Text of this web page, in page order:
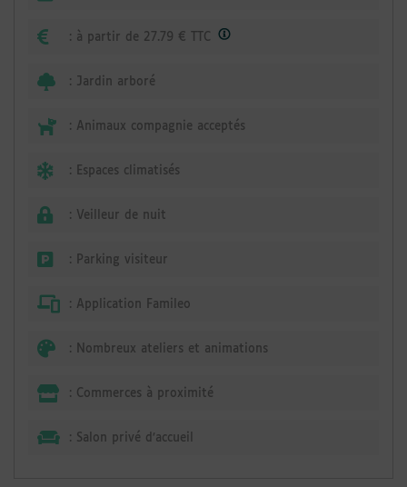
: à partir de 27.79 € TTC
: Jardin arboré
: Animaux compagnie acceptés
: Espaces climatisés
: Veilleur de nuit
: Parking visiteur
: Application Famileo
: Nombreux ateliers et animations
: Commerces à proximité
: Salon privé d’accueil